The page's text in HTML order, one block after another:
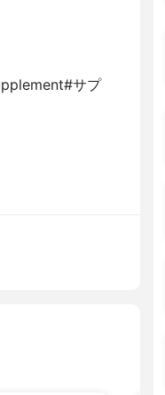
サプ